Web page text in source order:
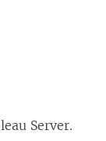
Server.